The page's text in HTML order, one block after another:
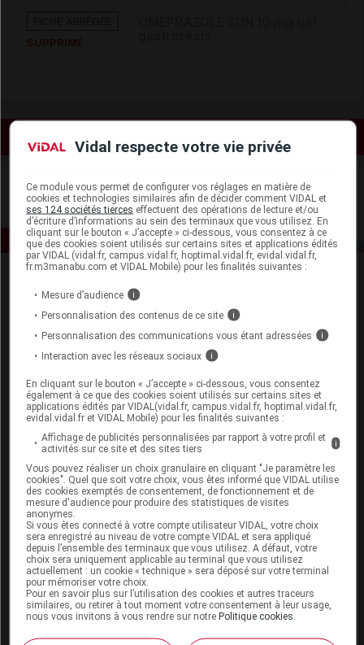
Espace produit
Boutique
VIDAL Expert
VIDAL Hoptimal
eVIDAL
VIDAL Mobile
VIDAL widget
VIDAL Sécurisation
VIDAL e-Services
Espace institutionnel
Qui sommes-nous ?
VIDAL France
Carrières
Charte éthique et
déontologique
Vidal respecte votre vie privée
Ce module vous permet de configurer vos réglages en matière de
cookies et technologies similaires afin de décider comment VIDAL et
ses 124 sociétés tierces effectuent des opérations de lecture et/ou
d’écriture d’informations au sein des terminaux que vous utilisez. En
cliquant sur le bouton « J’accepte » ci-dessous, vous consentez à ce
que des cookies soient utilisés sur certains sites et applications édités
par VIDAL (vidal.fr, campus.vidal.fr, hoptimal.vidal.fr, evidal.vidal.fr,
fr.m3manabu.com et VIDAL Mobile) pour les finalités suivantes :
Mesure d’audience i
Personnalisation des contenus de ce site i
Personnalisation des communications vous étant adressées i
Interaction avec les réseaux sociaux i
En cliquant sur le bouton « J’accepte » ci-dessous, vous consentez
également à ce que des cookies soient utilisés sur certains sites et
applications édités par VIDAL(vidal.fr, campus.vidal.fr, hoptimal.vidal.fr,
evidal.vidal.fr et VIDAL Mobile) pour les finalités suivantes :
Affichage de publicités personnalisées par rapport à votre profil et
activités sur ce site et des sites tiers
i
Vous pouvez réaliser un choix granulaire en cliquant "Je paramètre les
cookies". Quel que soit votre choix, vous êtes informé que VIDAL utilise
des cookies exemptés de consentement, de fonctionnement et de
mesure d'audience pour produire des statistiques de visites
anonymes.
Si vous êtes connecté à votre compte utilisateur VIDAL, votre choix
sera enregistré au niveau de votre compte VIDAL et sera appliqué
depuis l’ensemble des terminaux que vous utilisez. A défaut, votre
choix sera uniquement applicable au terminal que vous utilisez
actuellement : un cookie « technique » sera déposé sur votre terminal
pour mémoriser votre choix.
Pour en savoir plus sur l’utilisation des cookies et autres traceurs
similaires, ou retirer à tout moment votre consentement à leur usage,
nous vous invitons à vous rendre sur notrePolitique cookies